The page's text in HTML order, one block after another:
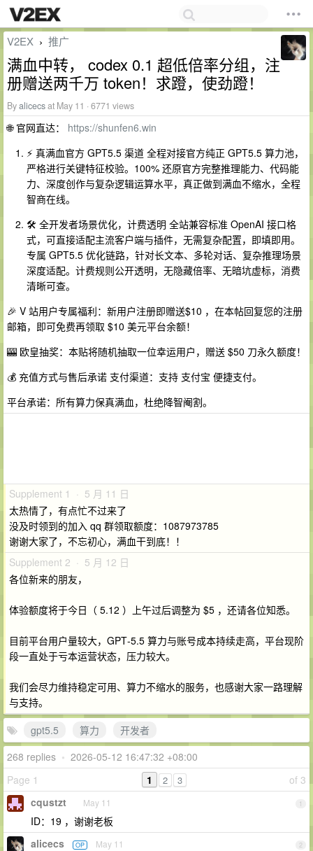
V2EX › 推广
满血中转， codex 0.1 超低倍率分组，注
册赠送两千万 token！求蹬，使劲蹬！
Byalicecsat May 11 · 6771 views
🌐 官网直达： https://shunfen6.win
⚡ 真满血官方 GPT5.5 渠道 全程对接官方纯正 GPT5.5 算力池，
严格进行关键特征校验。100% 还原官方完整推理能力、代码能
力、深度创作与复杂逻辑运算水平，真正做到满血不缩水，全程
智商在线。
🛠️ 全开发者场景优化，计费透明 全站兼容标准 OpenAI 接口格
式，可直接适配主流客户端与插件，无需复杂配置，即填即用。
专属 GPT5.5 优化链路，针对长文本、多轮对话、复杂推理场景
深度适配。计费规则公开透明，无隐藏倍率、无暗坑虚标，消费
清晰可查。
🎉 V 站用户专属福利：新用户注册即赠送$10 ，在本帖回复您的注册
邮箱，即可免费再领取 $10 美元平台余额！
🎰 欧皇抽奖：本贴将随机抽取一位幸运用户，赠送 $50 刀永久额度！
💰 充值方式与售后承诺 支付渠道：支持 支付宝 便捷支付。
平台承诺：所有算力保真满血，杜绝降智阉割。
Supplement 1 · 5 月 11 日
太热情了，有点忙不过来了
没及时领到的加入 qq 群领取额度：1087973785
谢谢大家了，不忘初心，满血干到底！！
Supplement 2 · 5 月 12 日
各位新来的朋友，
体验额度将于今日（ 5.12 ）上午过后调整为 $5 ，还请各位知悉。
目前平台用户量较大，GPT‑5.5 算力与账号成本持续走高，平台现阶
段一直处于亏本运营状态，压力较大。
我们会尽力维持稳定可用、算力不缩水的服务，也感谢大家一路理解
与支持。
gpt5.5
算力
开发者
268 replies • 2026-05-12 16:47:32 +08:00
Page 1
of 3
1 2 3
1
cqustzt May 11
ID：19 ，谢谢老板
2
alicecs OP May 11